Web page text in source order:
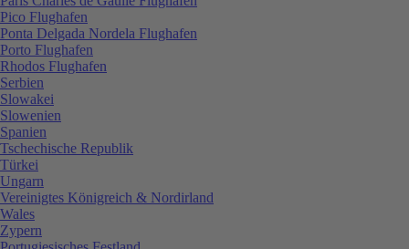
Pico Flughafen
Ponta Delgada Nordela Flughafen
Porto Flughafen
Rhodos Flughafen
Serbien
Slowakei
Slowenien
Spanien
Tschechische Republik
Türkei
Ungarn
Vereinigtes Königreich & Nordirland
Wales
Zypern